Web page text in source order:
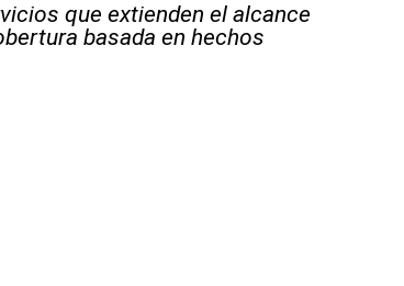
que extienden el alcance
basada en hechos